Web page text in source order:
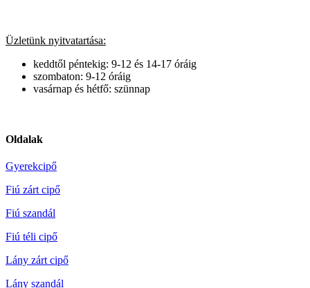
Üzletünk nyitvatartása:
keddtől péntekig: 9-12 és 14-17 óráig
szombaton: 9-12 óráig
vasárnap és hétfő: szünnap
Oldalak
Gyerekcipő
Fiú zárt cipő
Fiú szandál
Fiú téli cipő
Lány zárt cipő
Lány szandál